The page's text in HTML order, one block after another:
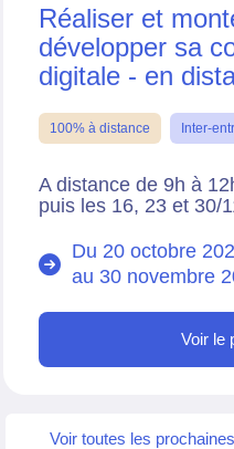
Réaliser et
développer sa
digitale - en
100% à distance Inter-
A distance de 9h à
puis les 16, 23 et 30/
Du 20 octobre
au 30 novembre
Voir le
Voir toutes les